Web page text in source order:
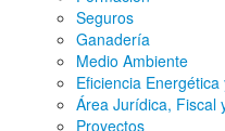
Seguros
Ganadería
Medio Ambiente
Eficiencia
Área Jurídica, Fiscal
Proyectos